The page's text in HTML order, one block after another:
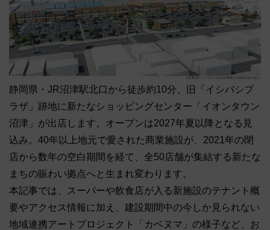
静岡県・JR沼津駅北口から徒歩約10分、旧「イシバシプ
ラザ」跡地に新たなショッピングセンター「イオンタウン
沼津」が出店します。オープンは2027年夏以降となる見
込み。40年以上地元で愛された商業施設が、2021年の閉
店から数年の空白期間を経て、全50店舗が集結する新たな
まちの賑わい拠点へと生まれ変わります。
本記事では、スーパーや飲食店が入る新施設のテナント概
要やアクセス情報に加え、建設期間中の今しか見られない
地域連携アートプロジェクト「カベヌマ」の様子など、お